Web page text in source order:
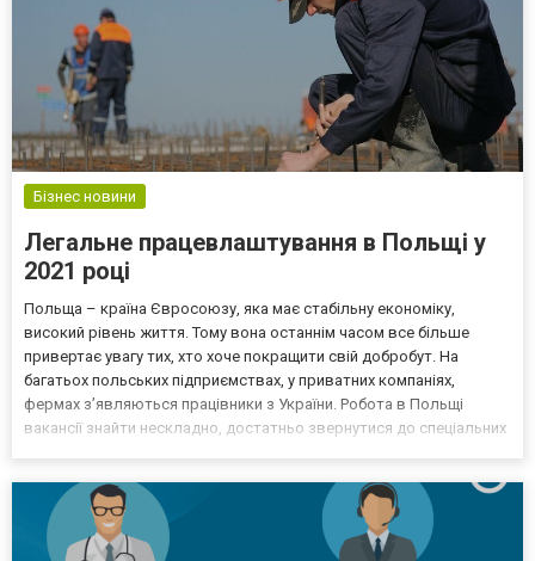
Бізнес новини
Легальне працевлаштування в Польщі у
2021 році
Польща – країна Євросоюзу, яка має стабільну економіку,
високий рівень життя. Тому вона останнім часом все більше
привертає увагу тих, хто хоче покращити свій добробут. На
багатьох польських підприємствах, у приватних компаніях,
фермах з’являються працівники з України. Робота в Польщі
вакансії знайти нескладно, достатньо звернутися до спеціальних